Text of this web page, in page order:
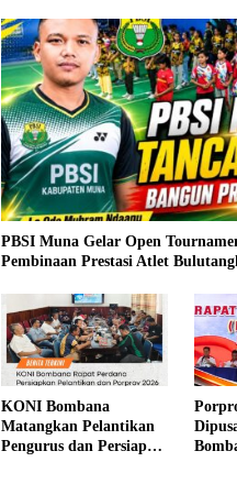
PBSI Muna Gelar Open
Pembinaan Prestasi Atlet
KONI Bombana
Matangkan Pelantikan
Pengurus dan Persiapan